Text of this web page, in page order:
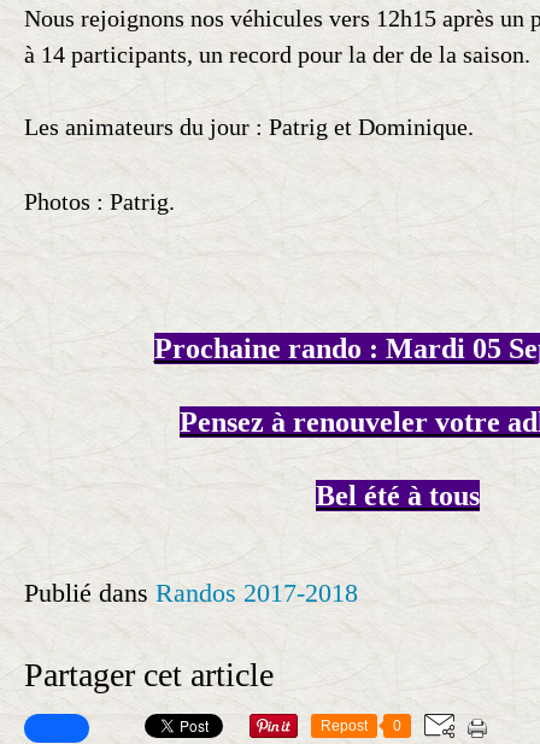
Nous rejoignons nos véhicules vers 12h15 après un
à 14 participants, un record pour la der de la saison.
Les animateurs du jour : Patrig et Dominique.
Photos : Patrig.
Prochaine rando : Mardi 05
Pensez à renouveler votre
Bel été à tous
Publié dans Randos 2017-2018
Partager cet article
Repost 0